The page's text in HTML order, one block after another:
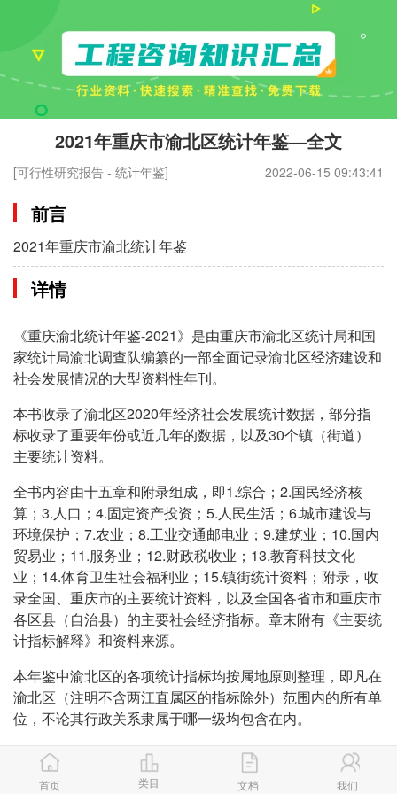
2021年重庆市渝北区统计年鉴—全文
[可行性研究报告 - 统计年鉴] 2022-06-15 09:43:41
前言
2021年重庆市渝北统计年鉴
详情
《重庆渝北统计年鉴-2021》是由重庆市渝北区统计局和国
家统计局渝北调查队编纂的一部全面记录渝北区经济建设和
社会发展情况的大型资料性年刊。
本书收录了渝北区2020年经济社会发展统计数据，部分指
标收录了重要年份或近几年的数据，以及30个镇（街道）
主要统计资料。
全书内容由十五章和附录组成，即1.综合；2.国民经济核
算；3.人口；4.固定资产投资；5.人民生活；6.城市建设与
环境保护；7.农业；8.工业交通邮电业；9.建筑业；10.国内
贸易业；11.服务业；12.财政税收业；13.教育科技文化
业；14.体育卫生社会福利业；15.镇街统计资料；附录，收
录全国、重庆市的主要统计资料，以及全国各省市和重庆市
各区县（自治县）的主要社会经济指标。章末附有《主要统
计指标解释》和资料来源。
本年鉴中渝北区的各项统计指标均按属地原则整理，即凡在
渝北区（注明不含两江直属区的指标除外）范围内的所有单
位，不论其行政关系隶属于哪一级均包含在内。
本年鉴的统计来源∶大部分来自区统计局、渝北调查队及区
级有关部门统计年报，部分来自抽样调查。全国、重庆市的
首页 类目 文档 我们